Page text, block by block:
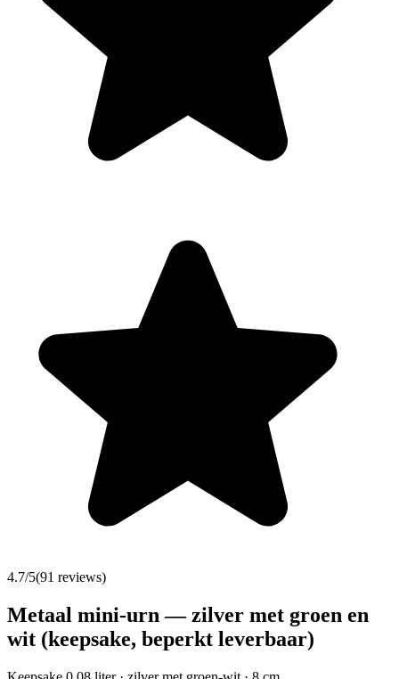
4.7/5(91 reviews)
Metaal mini-urn — zilver met groen en
wit (keepsake, beperkt leverbaar)